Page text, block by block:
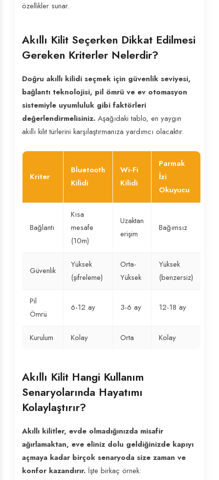
özellikler sunar.
Akıllı Kilit Seçerken Dikkat Edilmesi
Gereken Kriterler Nelerdir?
Doğru akıllı kilidi seçmek için güvenlik seviyesi,
bağlantı teknolojisi, pil ömrü ve ev otomasyon
sistemiyle uyumluluk gibi faktörleri
değerlendirmelisiniz. Aşağıdaki tablo, en yaygın
akıllı kilit türlerini karşılaştırmanıza yardımcı olacaktır.
Kriter
Bluetooth
Kilidi
Wi-Fi
Kilidi
Parmak
İzi
Okuyucu
Bağlantı
Kısa
mesafe
(10m)
Uzaktan
erişim
Bağımsız
Güvenlik
Yüksek
(şifreleme)
Orta-
Yüksek
Yüksek
(benzersiz)
Pil
Ömrü
6-12 ay 3-6 ay 12-18 ay
Kurulum Kolay Orta Kolay
Akıllı Kilit Hangi Kullanım
Senaryolarında Hayatımı
Kolaylaştırır?
Akıllı kilitler, evde olmadığınızda misafir
ağırlamaktan, eve eliniz dolu geldiğinizde kapıyı
açmaya kadar birçok senaryoda size zaman ve
konfor kazandırır. İşte birkaç örnek: